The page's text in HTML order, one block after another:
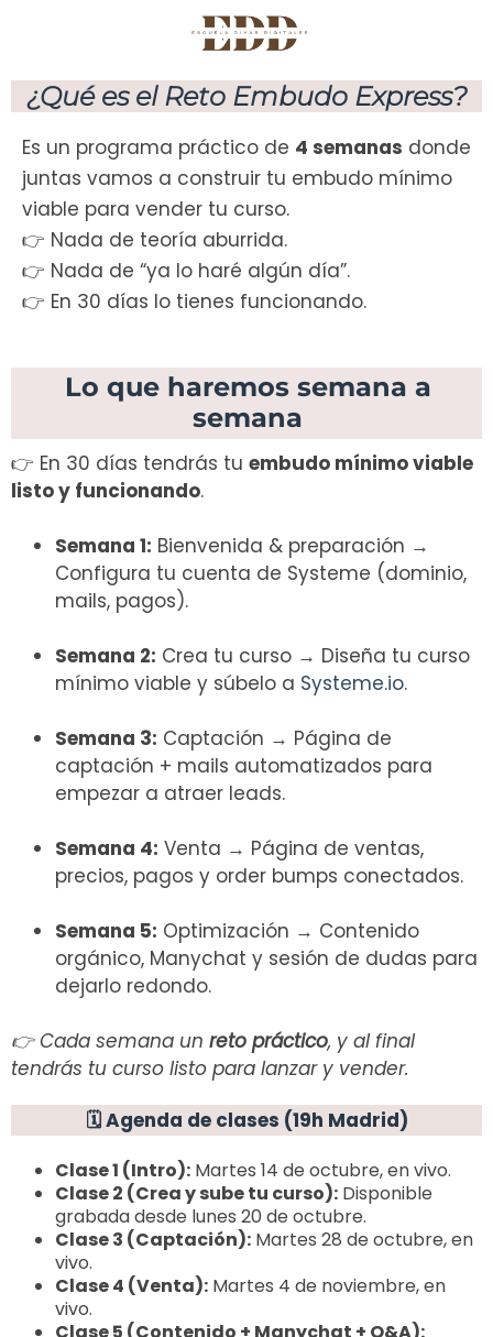
¿Qué es el Reto Embudo Express?
Es un programa práctico de 4 semanas donde
juntas vamos a construir tu embudo mínimo
viable para vender tu curso.
👉 Nada de teoría aburrida.
👉 Nada de “ya lo haré algún día”.
👉 En 30 días lo tienes funcionando.
Lo que haremos semana a
semana
👉 En 30 días tendrás tu embudo mínimo viable
listo y funcionando.
Semana 1: Bienvenida & preparación →
Configura tu cuenta de Systeme (dominio,
mails, pagos).
Semana 2: Crea tu curso → Diseña tu curso
mínimo viable y súbelo a Systeme.io.
Semana 3: Captación → Página de
captación + mails automatizados para
empezar a atraer leads.
Semana 4: Venta → Página de ventas,
precios, pagos y order bumps conectados.
Semana 5: Optimización → Contenido
orgánico, Manychat y sesión de dudas para
dejarlo redondo.
👉 Cada semana un reto práctico, y al final
tendrás tu curso listo para lanzar y vender.
🗓️ Agenda de clases (19h Madrid)
Clase 1 (Intro): Martes 14 de octubre, en vivo.
Clase 2 (Crea y sube tu curso): Disponible
grabada desde lunes 20 de octubre.
Clase 3 (Captación): Martes 28 de octubre, en
vivo.
Clase 4 (Venta): Martes 4 de noviembre, en
vivo.